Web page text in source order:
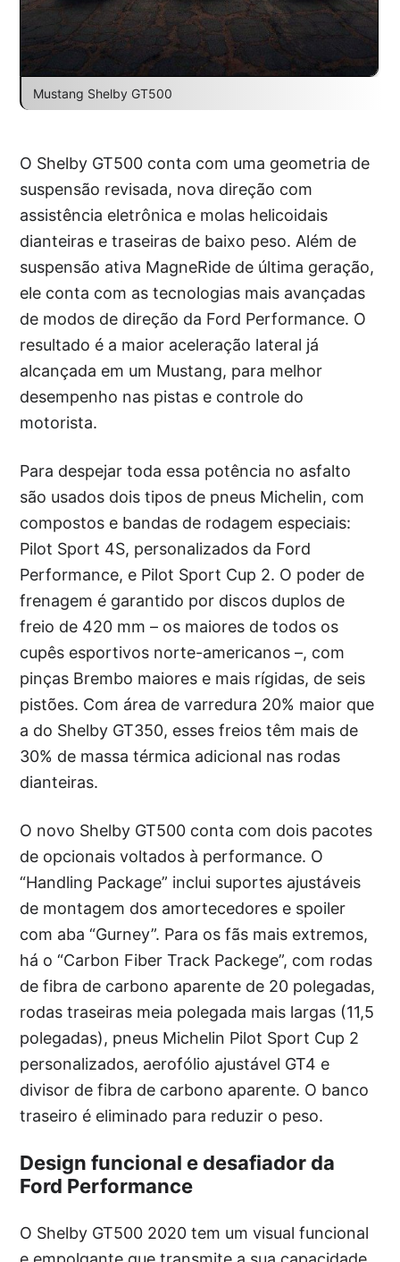
Mustang Shelby GT500
O Shelby GT500 conta com uma geometria de
suspensão revisada, nova direção com
assistência eletrônica e molas helicoidais
dianteiras e traseiras de baixo peso. Além de
suspensão ativa MagneRide de última geração,
ele conta com as tecnologias mais avançadas
de modos de direção da Ford Performance. O
resultado é a maior aceleração lateral já
alcançada em um Mustang, para melhor
desempenho nas pistas e controle do
motorista.
Para despejar toda essa potência no asfalto
são usados dois tipos de pneus Michelin, com
compostos e bandas de rodagem especiais:
Pilot Sport 4S, personalizados da Ford
Performance, e Pilot Sport Cup 2. O poder de
frenagem é garantido por discos duplos de
freio de 420 mm – os maiores de todos os
cupês esportivos norte-americanos –, com
pinças Brembo maiores e mais rígidas, de seis
pistões. Com área de varredura 20% maior que
a do Shelby GT350, esses freios têm mais de
30% de massa térmica adicional nas rodas
dianteiras.
O novo Shelby GT500 conta com dois pacotes
de opcionais voltados à performance. O
“Handling Package” inclui suportes ajustáveis
de montagem dos amortecedores ​​e spoiler
com aba “Gurney”. Para os fãs mais extremos,
há o “Carbon Fiber Track Packege”, com rodas
de fibra de carbono aparente de 20 polegadas,
rodas traseiras meia polegada mais largas (11,5
polegadas), pneus Michelin Pilot Sport Cup 2
personalizados, aerofólio ajustável GT4 e
divisor de fibra de carbono aparente. O banco
traseiro é eliminado para reduzir o peso.
Design funcional e desafiador da
Ford Performance
O Shelby GT500 2020 tem um visual funcional